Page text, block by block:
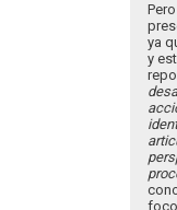
ya
y